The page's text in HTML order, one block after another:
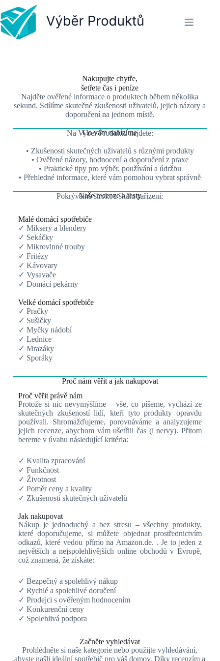
Nakupujte chytře,
šetřete čas i peníze
Najděte ověřené informace o produktech během několika
sekund. Sdílíme skutečné zkušenosti uživatelů, jejich názory a
doporučení na jednom místě.
Co vám nabízíme
Na Vyber Produktu najdete:
• Zkušenosti skutečných uživatelů s různými produkty
• Ověřené názory, hodnocení a doporučení z praxe
• Praktické tipy pro výběr, používání a údržbu
• Přehledné informace, které vám pomohou vybrat správně
Naše recenze a testy
Pokrýváme širokou škálu zařízení:
Malé domácí spotřebiče
✓ Miksery a blendery
✓ Sekáčky
✓ Mikrovlnné trouby
✓ Fritézy
✓ Kávovary
✓ Vysavače
✓ Domácí pekárny
Velké domácí spotřebiče
✓ Pračky
✓ Sušičky
✓ Myčky nádobí
✓ Lednice
✓ Mrazáky
✓ Sporáky
Proč nám věřit a jak nakupovat
Proč věřit právě nám
Protože si nic nevymýšlíme – vše, co píšeme, vychází ze
skutečných zkušeností lidí, kteří tyto produkty opravdu
používali. Shromažďujeme, porovnáváme a analyzujeme
jejich recenze, abychom vám ušetřili čas (i nervy). Přitom
bereme v úvahu následující kritéria:
✓ Kvalita zpracování
✓ Funkčnost
✓ Životnost
✓ Poměr ceny a kvality
✓ Zkušenosti skutečných uživatelů
Jak nakupovat
Nákup je jednoduchý a bez stresu – všechny produkty,
které doporučujeme, si můžete objednat prostřednictvím
odkazů, které vedou přímo na Amazon.de. . Je to jeden z
největších a nejspolehlivějších online obchodů v Evropě,
což znamená, že získáte:
✓ Bezpečný a spolehlivý nákup
✓ Rychlé a spolehlivé doručení
✓ Prodejci s ověřeným hodnocením
✓ Konkurenční ceny
✓ Spolehlivá podpora
Začněte vyhledávat
Prohlédněte si naše kategorie nebo použijte vyhledávání,
abyste našli ideální spotřebič pro váš domov. Díky recenzím a